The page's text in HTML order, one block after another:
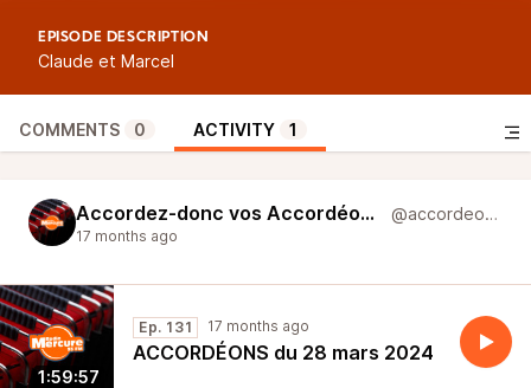
EPISODE DESCRIPTION
Claude et Marcel
COMMENTS 0 ACTIVITY 1
Accordez-donc vos Accordéons @accordeons
17 months ago
1:59:57
Ep. 131 17 months ago
ACCORDÉONS du 28 mars 2024